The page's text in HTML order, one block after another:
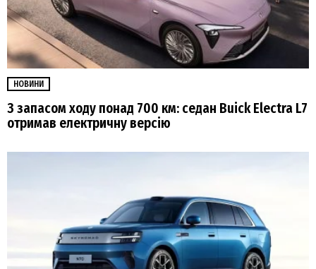
НОВИНИ
З запасом ходу понад 700 км: седан Buick Electra L7
отримав електричну версію